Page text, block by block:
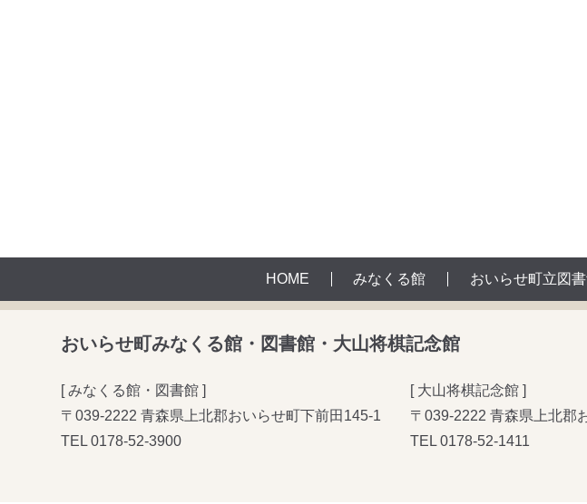
HOME みなくる館 おいらせ町立図
おいらせ町みなくる館・図書館・大山将棋記念館
[ みなくる館・図書館 ]
〒039-2222 青森県上北郡おいらせ町下前田145-1
TEL0178-52-3900
[ 大山将棋記念館 ]
〒039-2222 青森県上北郡
TEL0178-52-1411